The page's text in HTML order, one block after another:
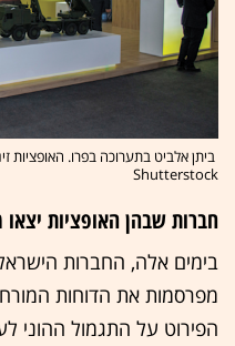
ביתן אלביט בתערוכה בפרו. האופציות
Shutterstock
חברות שבהן האופציות
בימים אלה, החברות